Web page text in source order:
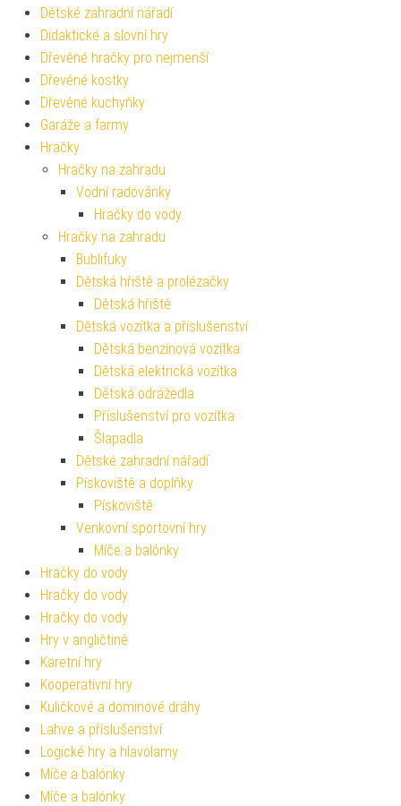
Dětské zahradní nářadí
Didaktické a slovní hry
Dřevěné hračky pro nejmenší
Dřevěné kostky
Dřevěné kuchyňky
Garáže a farmy
Hračky
Hračky na zahradu
Vodní radovánky
Hračky do vody
Hračky na zahradu
Bublifuky
Dětská hřiště a prolézačky
Dětská hřiště
Dětská vozítka a příslušenství
Dětská benzínová vozítka
Dětská elektrická vozítka
Dětská odrážedla
Příslušenství pro vozítka
Šlapadla
Dětské zahradní nářadí
Pískoviště a doplňky
Pískoviště
Venkovní sportovní hry
Míče a balónky
Hračky do vody
Hračky do vody
Hračky do vody
Hry v angličtině
Karetní hry
Kooperativní hry
Kuličkové a dominové dráhy
Lahve a příslušenství
Logické hry a hlavolamy
Míče a balónky
Míče a balónky